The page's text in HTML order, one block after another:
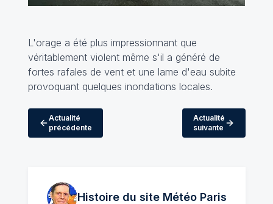
L'orage a été plus impressionnant que
véritablement violent même s'il a généré de
fortes rafales de vent et une lame d'eau subite
provoquant quelques inondations locales.
Actualité
précédente
Actualité
suivante
Histoire du site MétéoParis